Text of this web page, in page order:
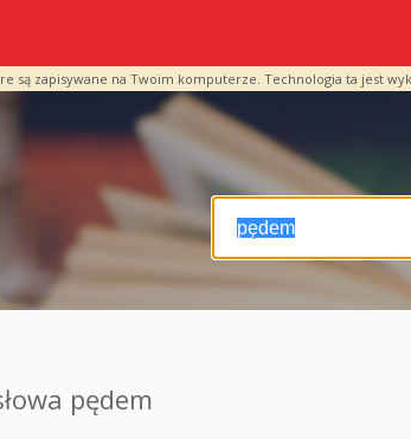
są zapisywane na Twoim komputerze. Technologia ta jest
pędem